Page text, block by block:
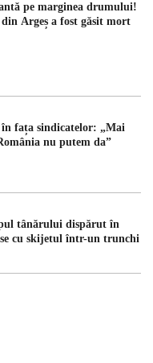
pe marginea drumului!
Argeș a fost găsit mort
în fața sindicatelor: „Mai
nu putem da”
tânărului dispărut în
cu skijetul într-un trunchi